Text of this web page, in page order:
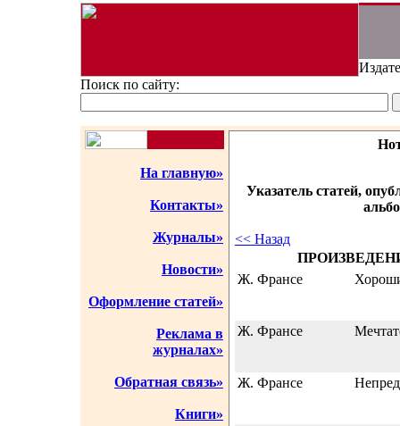
Поиск по сайту:
На главную»
Контакты»
Журналы»
Новости»
Оформление статей»
Реклама в
журналах»
Обратная связь»
Книги»
Указатель статей,
<< Назад
Ж. Франсе
Ж. Франсе
Ж. Франсе